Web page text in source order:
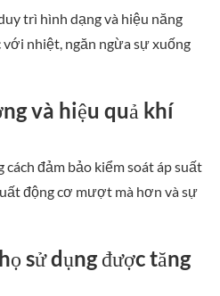
trì hình dạng và hiệu năng
với nhiệt, ngăn ngừa sự xuống
và hiệu quả khí
đảm bảo kiểm soát áp suất
động cơ mượt mà hơn và sự
sử dụng được tăng